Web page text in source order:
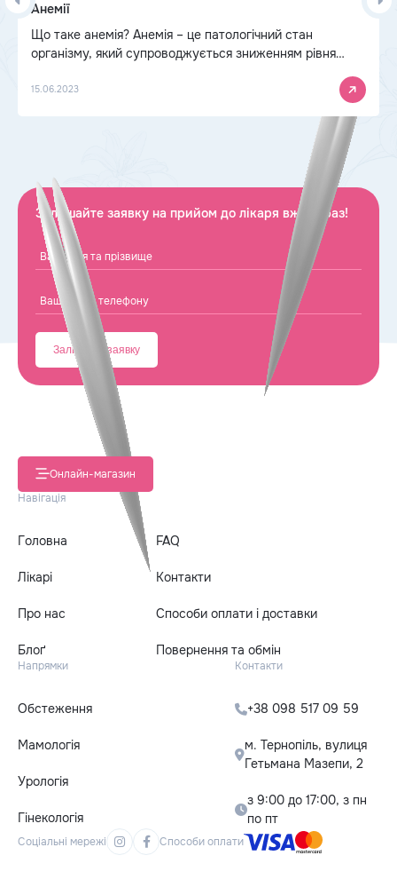
Анемії
Що таке анемія? Анемія – це патологічний стан
організму, який супроводжується зниженням рівня
людини знаходиться близько 4 г заліза і з них 75%
гемоглобін зʼєднується з киснем і у складі еритроцитів
15.06.2023
Залишайте заявку на прийом до лікаря вже зараз!
Онлайн-магазин
Навігація
Головна FAQ
Лікарі Контакти
Про нас Способи оплати і доставки
Блоґ Повернення та обмін
Напрямки
Обстеження
Мамологія
Урологія
Гінекологія
Контакти
+38 098 517 09 59
м. Тернопіль, вулиця
Гетьмана Мазепи, 2
з 9:00 до 17:00, з пн
по пт
Соціальні мережі Способи оплати